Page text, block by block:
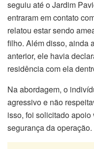
seguiu até o Jardim
entraram em contato
relatou estar sendo
filho. Além disso, ainda
anterior, ele havia
residência com ela
Na abordagem, o
agressivo e não
isso, foi solicitado
segurança da operação.